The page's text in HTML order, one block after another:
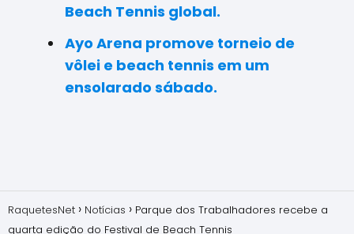
Beach Tennis global.
Ayo Arena promove torneio de
vôlei e beach tennis em um
ensolarado sábado.
RaquetesNet Notícias
Parque dos Trabalhadores recebe a
quarta edição do Festival de Beach Tennis